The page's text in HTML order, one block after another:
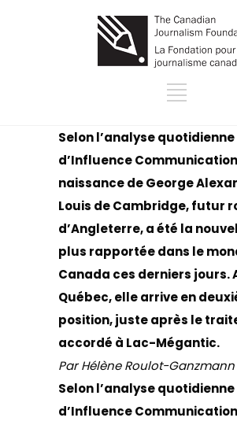
Selon l’analyse quotidienne
d’Influence
naissance de George
Louis de Cambridge, futur
d’Angleterre, a été la
plus rapportée dans le
Canada ces derniers jours.
Québec, elle arrive en
position, juste après le
accordé à Lac-Mégantic.
Par Hélène Roulot-Ganzmann
Selon l’analyse quotidienne
d’Influence